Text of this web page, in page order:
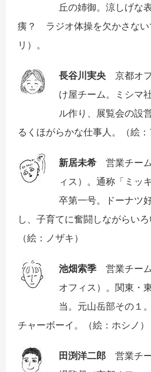
丘の姉御。涼しげな
痍？ ラジオ体操を欠かさない
リ）。
長谷川実央 京都オ
け屋チーム。ミシマ
ル作り、展覧会の設
るくほがらかな仕事人。（絵：
新居未希 営業チー
ィス）。通称「ミッ
卒第一号。ドーナツ
し、子育てに奮闘しながらいろ
（絵：ノザキ）
池畑索季
営業チー
オフィス）。関東・
当。元山岳部その１
チャーボーイ。（絵：ホシノ）
田渕洋二郎
営業チ